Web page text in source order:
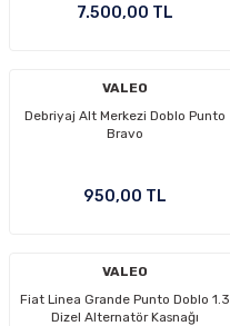
7.500,00 TL
VALEO
Debriyaj Alt Merkezi Doblo Punto
Bravo
950,00 TL
VALEO
Fiat Linea Grande Punto Doblo 1.3
Dizel Alternatör Kasnağı